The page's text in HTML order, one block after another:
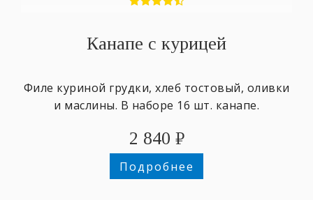
Канапе с курицей
Филе куриной грудки, хлеб тостовый, оливки
и маслины. В наборе 16 шт. канапе.
2 840 ₽
Подробнее